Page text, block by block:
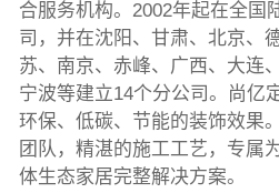
合服务机构。2002年起在全国
司，并在沈阳、甘肃、北京、
苏、南京、赤峰、广西、大连
宁波等建立14个分公司。尚亿
环保、低碳、节能的装饰效果
团队，精湛的施工工艺，专属
体生态家居完整解决方案。